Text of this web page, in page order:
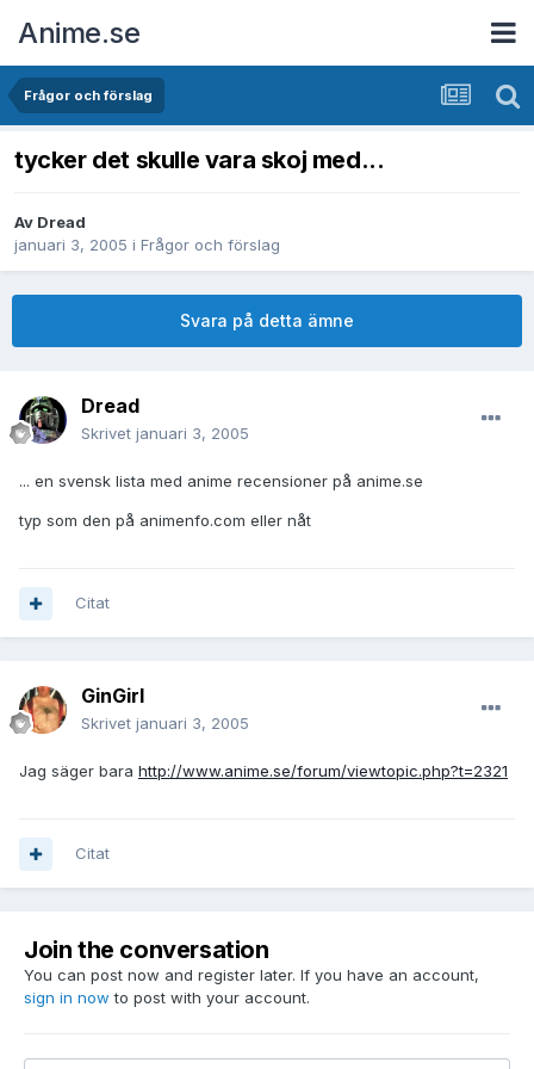
Anime.se
Frågor och förslag
tycker det skulle vara skoj med...
Av Dread
januari 3, 2005 i Frågor och förslag
Svara på detta ämne
Dread
Skrivet januari 3, 2005
... en svensk lista med anime recensioner på anime.se
typ som den på animenfo.com eller nåt
Citat
GinGirl
Skrivet januari 3, 2005
Jag säger bara http://www.anime.se/forum/viewtopic.php?t=2321
Citat
Join the conversation
You can post now and register later. If you have an account,
sign in now to post with your account.